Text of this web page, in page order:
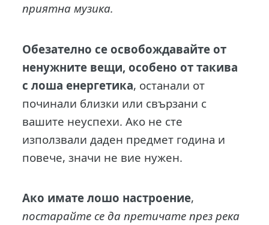
приятна музика.
Обезателно се освобождавайте от
ненужните вещи, особено от такива
с лоша енергетика, останали от
починали близки или свързани с
вашите неуспехи. Ако не сте
използвали даден предмет година и
повече, значи не вие нужен.
Ако имате лошо настроение,
постарайте се да претичате през река